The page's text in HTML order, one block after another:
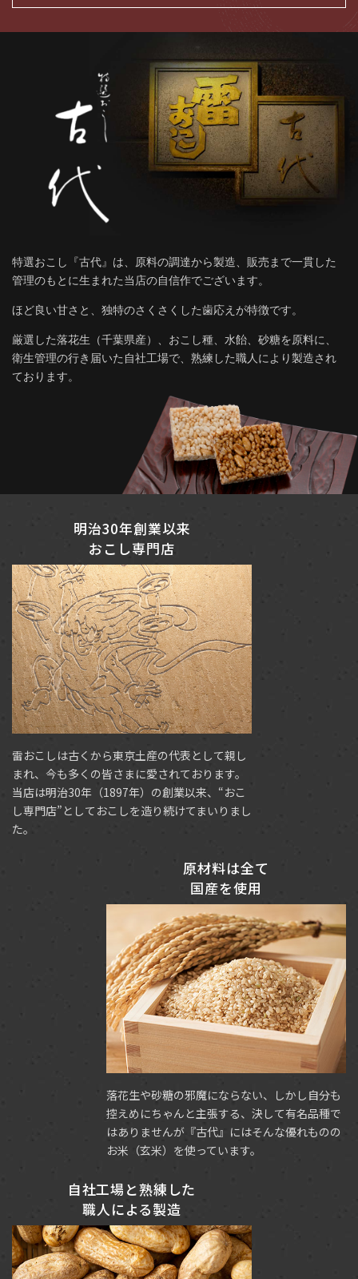
特選おこし『古代』は、原料の調達から製造、販売まで一貫した
管理のもとに生まれた当店の自信作でございます。
ほど良い甘さと、独特のさくさくした歯応えが特徴です。
厳選した落花生（千葉県産）、おこし種、水飴、砂糖を原料に、
衛生管理の行き届いた自社工場で、熟練した職人により製造され
ております。
明治30年創業以来
おこし専門店
雷おこしは古くから東京土産の代表として親し
まれ、今も多くの皆さまに愛されております。
当店は明治30年（1897年）の創業以来、“おこ
し専門店”としておこしを造り続けてまいりまし
た。
原材料は全て
国産を使用
落花生や砂糖の邪魔にならない、しかし自分も
控えめにちゃんと主張する、決して有名品種で
はありませんが『古代』にはそんな優れものの
お米（玄米）を使っています。
自社工場と熟練した
職人による製造